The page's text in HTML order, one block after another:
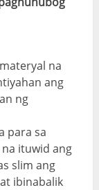
na
ang
ng
para sa
ituwid ang
slim ang
ibinabalik